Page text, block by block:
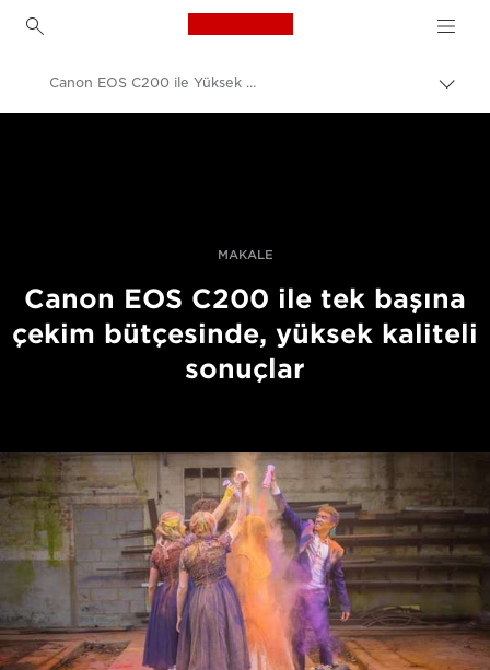
Canon Logo, back to
İçerik
Canon EOS C200 ile Yüksek Kaliteli Sonuçlar
MAKALE
Canon EOS C200 ile tek başına
çekim bütçesinde, yüksek kaliteli
sonuçlar